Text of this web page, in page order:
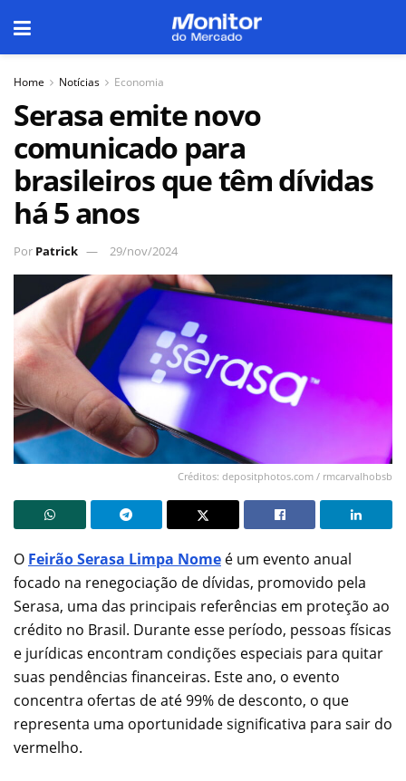
Home Notícias Economia
Serasa emite novo
comunicado para
brasileiros que têm dívidas
há 5 anos
Por Patrick 29/nov/2024
Créditos: depositphotos.com / rmcarvalhobsb
O Feirão Serasa Limpa Nome é um evento anual
focado na renegociação de dívidas, promovido pela
Serasa, uma das principais referências em proteção ao
crédito no Brasil. Durante esse período, pessoas físicas
e jurídicas encontram condições especiais para quitar
suas pendências financeiras. Este ano, o evento
concentra ofertas de até 99% de desconto, o que
representa uma oportunidade significativa para sair do
vermelho.